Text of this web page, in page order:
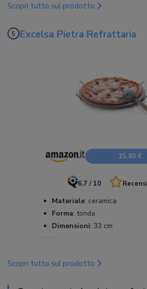
Scopri tutto sul prodotto
Excelsa Pietra Refrattaria
15,83 €
6.7 / 10
Materiale: ceramica
Forma: tonda
Dimensioni: 33 cm
Scopri tutto sul prodotto